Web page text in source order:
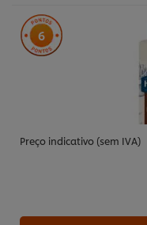
6
Preço indicativo (sem IVA)